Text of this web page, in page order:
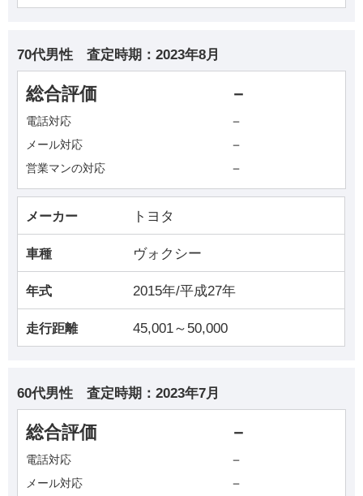
70代男性 査定時期： 2023年8月
総合評価 －
電話対応 －
メール対応 －
営業マンの対応 －
メーカー トヨタ
車種 ヴォクシー
年式 2015年/平成27年
走行距離 45,001～50,000
60代男性 査定時期： 2023年7月
総合評価 －
電話対応 －
メール対応 －